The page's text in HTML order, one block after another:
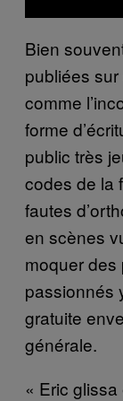
Bien
publiées
comme
forme
public très
codes de la
fautes
en scènes
moquer
passionnés
gratuite
générale.
« Eric